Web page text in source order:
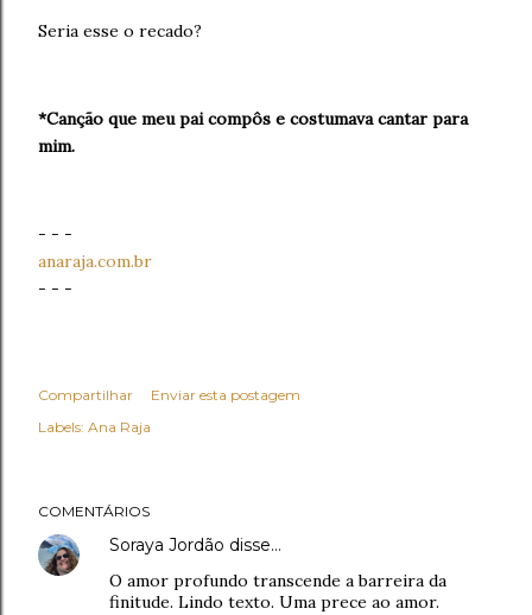
Seria esse o recado?
*Canção que meu pai compôs e costumava cantar para
mim.
- - -
anaraja.com.br
- - -
Compartilhar
Enviar esta postagem
Labels: Ana Raja
COMENTÁRIOS
Soraya Jordão disse…
O amor profundo transcende a barreira da
finitude. Lindo texto. Uma prece ao amor.